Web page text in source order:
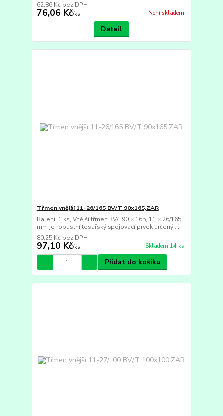
76,06 Kč/ks
62,86 Kč bez DPH
Není skladem
Detail
Třmen vnější 11-26/165 BV/T 90x165,ZAR
Balení: 1 ks, Vnější třmen BV/T90 × 165, 11 × 26/165
mm je robustní tesařský spojovací prvek určený ...
97,10 Kč/ks
80,25 Kč bez DPH
Skladem 14 ks
Přidat do košíku